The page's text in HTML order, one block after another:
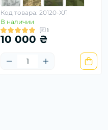
Код товара: 20120-ХЛ
В наличии
1
10 000 ₴